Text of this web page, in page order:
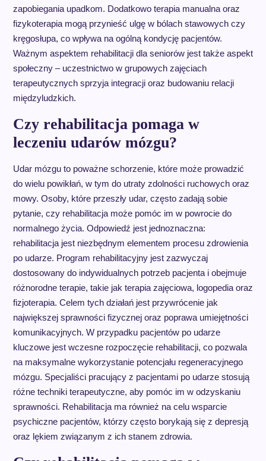
zapobiegania upadkom. Dodatkowo terapia manualna oraz
fizykoterapia mogą przynieść ulgę w bólach stawowych czy
kręgosłupa, co wpływa na ogólną kondycję pacjentów.
Ważnym aspektem rehabilitacji dla seniorów jest także aspekt
społeczny – uczestnictwo w grupowych zajęciach
terapeutycznych sprzyja integracji oraz budowaniu relacji
międzyludzkich.
Czy rehabilitacja pomaga w
leczeniu udarów mózgu?
Udar mózgu to poważne schorzenie, które może prowadzić
do wielu powikłań, w tym do utraty zdolności ruchowych oraz
mowy. Osoby, które przeszły udar, często zadają sobie
pytanie, czy rehabilitacja może pomóc im w powrocie do
normalnego życia. Odpowiedź jest jednoznaczna:
rehabilitacja jest niezbędnym elementem procesu zdrowienia
po udarze. Program rehabilitacyjny jest zazwyczaj
dostosowany do indywidualnych potrzeb pacjenta i obejmuje
różnorodne terapie, takie jak terapia zajęciowa, logopedia oraz
fizjoterapia. Celem tych działań jest przywrócenie jak
największej sprawności fizycznej oraz poprawa umiejętności
komunikacyjnych. W przypadku pacjentów po udarze
kluczowe jest wczesne rozpoczęcie rehabilitacji, co pozwala
na maksymalne wykorzystanie potencjału regeneracyjnego
mózgu. Specjaliści pracujący z pacjentami po udarze stosują
różne techniki terapeutyczne, aby pomóc im w odzyskaniu
sprawności. Rehabilitacja ma również na celu wsparcie
psychiczne pacjentów, którzy często borykają się z depresją
oraz lękiem związanym z ich stanem zdrowia.